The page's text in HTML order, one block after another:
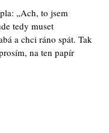
„Ach, to jsem
tedy muset
a chci ráno spát. Tak
na ten papír